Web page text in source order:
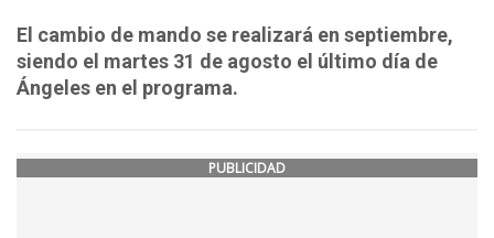
El cambio de mando se realizará en septiembre,
siendo el martes 31 de agosto el último día de
Ángeles en el programa.
PUBLICIDAD